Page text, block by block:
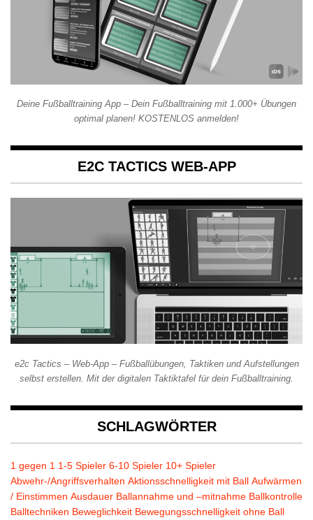
Deine Fußballtraining App – Dein Fußballtraining mit 1.000+ Übungen
optimal planen! KOSTENLOS anmelden!
E2C TACTICS WEB-APP
e2c Tactics – Web-App – Fußballübungen, Taktiken und Aufstellungen
selbst erstellen. Mit der digitalen Taktiktafel für dein Fußballtraining.
SCHLAGWÖRTER
1 gegen 1 1-5 Spieler 6-10 Spieler 10+ Spieler
Abwehr-/Angriffsverhalten Aktionsschnelligkeit mit Ball Aufwärmen
/ Einstimmen Ausdauer Ballannahme und –mitnahme Ballkontrolle
Balltechniken Beweglichkeit Bewegungsschnelligkeit ohne Ball